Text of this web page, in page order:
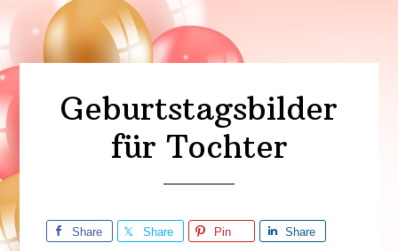
Geburtstagsbilder
für Tochter
Share Share Pin Share